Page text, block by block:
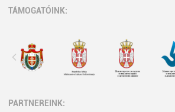
TÁMOGATÓINK:
PARTNEREINK: